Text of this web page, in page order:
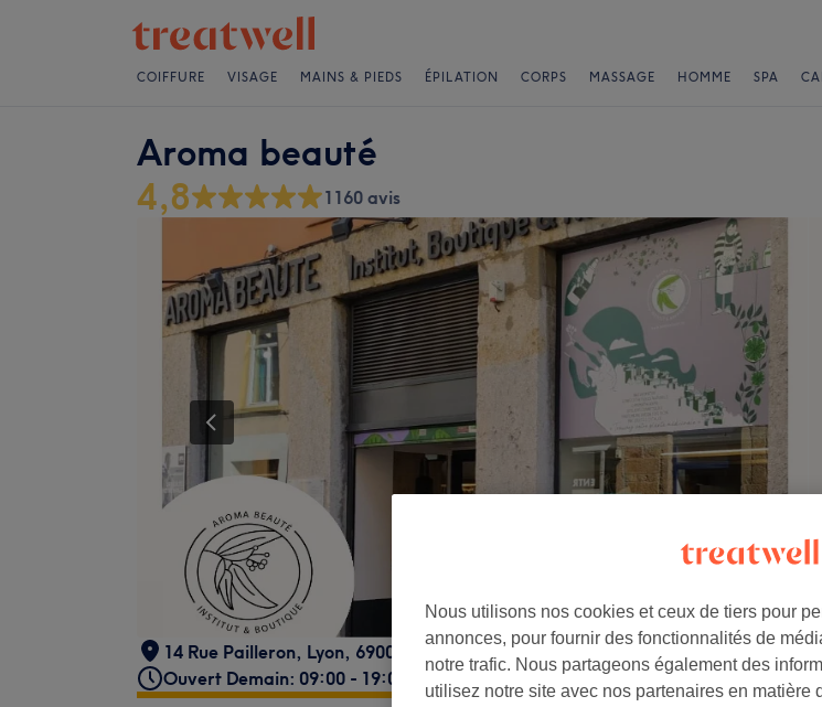
COIFFURE VISAGE MAINS & PIEDS ÉPILATION CORPS MASSAGE HOMME SPA
Aroma beauté
4,8 1160 avis
14 Rue Pailleron, Lyon, 69004
Ouvert Demain: 09:00 - 19:00
Nous utilisons nos cookies et ceux de tiers pour
annonces, pour fournir des fonctionnalités de
notre trafic. Nous partageons également des
utilisez notre site avec nos partenaires en matière